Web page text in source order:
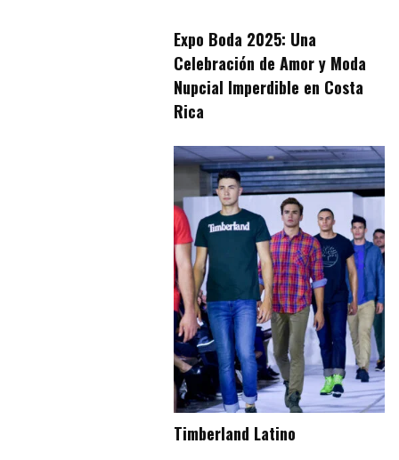
Expo Boda 2025: Una
Celebración de Amor y Moda
Nupcial Imperdible en Costa
Rica
Timberland Latino